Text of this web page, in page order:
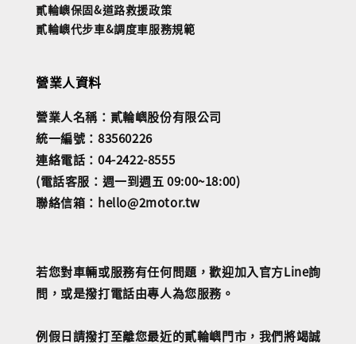
貳輪嶼保固&道路救援政策
貳輪嶼代步車&調度車服務規範
營業人資料
營業人名稱：貳輪嶼股份有限公司
統一編號：83560226
連絡電話：04-2422-8555
(電話客服：週一到週五 09:00~18:00)
聯絡信箱：hello@2motor.tw
若您對車輛或服務有任何問題，歡迎加入官方Line詢
問，或是撥打電話由專人為您服務。
例假日請撥打至離您最近的貳輪嶼門市，我們將竭誠